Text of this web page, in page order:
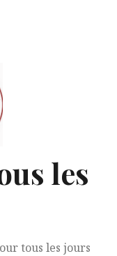
les
tous les jours